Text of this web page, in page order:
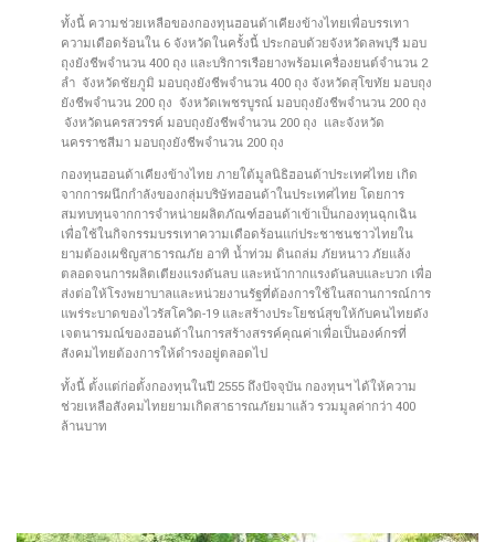
ทั้งนี้ ความช่วยเหลือของกองทุนฮอนด้าเคียงข้างไทยเพื่อบรรเทา
ความเดือดร้อนใน 6 จังหวัดในครั้งนี้ ประกอบด้วยจังหวัดลพบุรี มอบ
ถุงยังชีพจำนวน 400 ถุง และบริการเรือยางพร้อมเครื่องยนต์จำนวน 2
ลำ จังหวัดชัยภูมิ มอบถุงยังชีพจำนวน 400 ถุง จังหวัดสุโขทัย มอบถุง
ยังชีพจำนวน 200 ถุง จังหวัดเพชรบูรณ์ มอบถุงยังชีพจำนวน 200 ถุง
จังหวัดนครสวรรค์ มอบถุงยังชีพจำนวน 200 ถุง และจังหวัด
นครราชสีมา มอบถุงยังชีพจำนวน 200 ถุง
กองทุนฮอนด้าเคียงข้างไทย ภายใต้มูลนิธิฮอนด้าประเทศไทย เกิด
จากการผนึกกำลังของกลุ่มบริษัทฮอนด้าในประเทศไทย โดยการ
สมทบทุนจากการจำหน่ายผลิตภัณฑ์ฮอนด้าเข้าเป็นกองทุนฉุกเฉิน
เพื่อใช้ในกิจกรรมบรรเทาความเดือดร้อนแก่ประชาชนชาวไทยใน
ยามต้องเผชิญสาธารณภัย อาทิ น้ำท่วม ดินถล่ม ภัยหนาว ภัยแล้ง
ตลอดจนการผลิตเตียงแรงดันลบ และหน้ากากแรงดันลบและบวก เพื่อ
ส่งต่อให้โรงพยาบาลและหน่วยงานรัฐที่ต้องการใช้ในสถานการณ์การ
แพร่ระบาดของไวรัสโควิด-19 และสร้างประโยชน์สุขให้กับคนไทยดัง
เจตนารมณ์ของฮอนด้าในการสร้างสรรค์คุณค่าเพื่อเป็นองค์กรที่
สังคมไทยต้องการให้ดำรงอยู่ตลอดไป
ทั้งนี้ ตั้งแต่ก่อตั้งกองทุนในปี 2555 ถึงปัจจุบัน กองทุนฯ ได้ให้ความ
ช่วยเหลือสังคมไทยยามเกิดสาธารณภัยมาแล้ว รวมมูลค่ากว่า 400
ล้านบาท